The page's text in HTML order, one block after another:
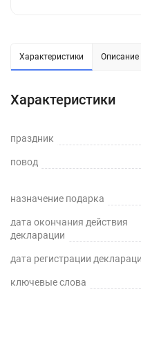
производства
термостойкости
Легко мыть и
Защита поверхности
пальцев, пыли,
Характеристики Описание
Характеристики
праздник
повод
назначение подарка
дата окончания действия
декларации
дата регистрации
ключевые слова